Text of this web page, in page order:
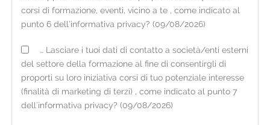
www.etjca.it
essere raccolti:
• direttamente presso l'interessato, tramite
consegna del CV cartaceo in filiale o tramite il
corsi di formazione, eventi, vicino a te , come indicato al
punto 6 dell’informativa privacy? (09/08/2026)
… Lasciare i tuoi dati di contatto a società/enti esterni
del settore della formazione al fine di consentirgli di
proporti su loro iniziativa corsi di tuo potenziale interesse
(finalità di marketing di terzi) , come indicato al punto 7
dell’informativa privacy? (09/08/2026)